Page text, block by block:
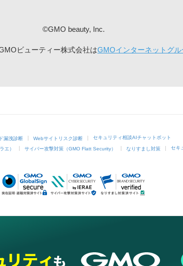
©GMO beauty, Inc.
ビューティー株式会社はGMOインターネットグル
漏洩診断 Webサイトリスク診断 セキュリティ相談AIチャットボット
エ） サイバー攻撃対策（GMO Flatt Security） なりすまし対策 セキ